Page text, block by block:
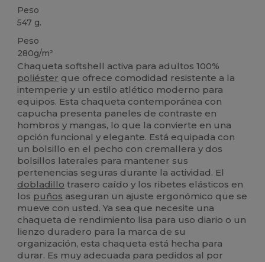
Peso
547 g.
Peso
280g/m²
Chaqueta softshell activa para adultos 100%
poliéster que ofrece comodidad resistente a la
intemperie y un estilo atlético moderno para
equipos. Esta chaqueta contemporánea con
capucha presenta paneles de contraste en
hombros y mangas, lo que la convierte en una
opción funcional y elegante. Está equipada con
un bolsillo en el pecho con cremallera y dos
bolsillos laterales para mantener sus
pertenencias seguras durante la actividad. El
dobladillo trasero caído y los ribetes elásticos en
los puños aseguran un ajuste ergonómico que se
mueve con usted. Ya sea que necesite una
chaqueta de rendimiento lisa para uso diario o un
lienzo duradero para la marca de su
organización, esta chaqueta está hecha para
durar. Es muy adecuada para pedidos al por